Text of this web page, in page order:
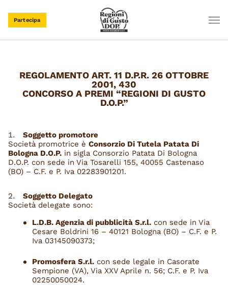
Partecipa
REGOLAMENTO ART. 11 D.P.R. 26 OTTOBRE
2001, 430
CONCORSO A PREMI “REGIONI DI GUSTO
D.O.P.”
Soggetto promotore
Società promotrice è Consorzio Di Tutela Patata Di
Bologna D.O.P. in sigla Consorzio Patata Di Bologna
D.O.P. con sede in Via Tosarelli 155, 40055 Castenaso
(BO) – C.F. e P. Iva 02283901201.
Soggetto Delegato
Società delegate sono:
L.D.B. Agenzia di pubblicità S.r.l. con sede in Via
Cesare Boldrini 16 – 40121 Bologna (BO) – C.F. e P.
Iva 03145090373;
Promosfera S.r.l. con sede legale in Casorate
Sempione (VA), Via XXV Aprile n. 56; C.F. e P. Iva
02250050024.